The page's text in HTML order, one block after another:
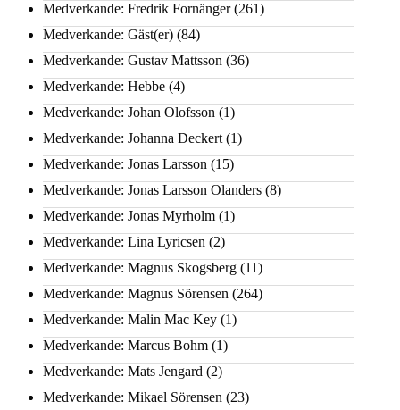
Medverkande: Fredrik Fornänger(261)
Medverkande: Gäst(er) (84)
Medverkande: Gustav Mattsson (36)
Medverkande: Hebbe (4)
Medverkande: Johan Olofsson (1)
Medverkande: Johanna Deckert (1)
Medverkande: Jonas Larsson (15)
Medverkande: Jonas Larsson Olanders (8)
Medverkande: Jonas Myrholm (1)
Medverkande: Lina Lyricsen (2)
Medverkande: Magnus Skogsberg (11)
Medverkande: Magnus Sörensen (264)
Medverkande: Malin Mac Key (1)
Medverkande: Marcus Bohm (1)
Medverkande: Mats Jengard (2)
Medverkande: Mikael Sörensen (23)